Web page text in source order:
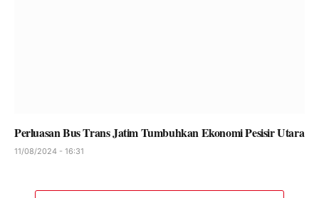
Perluasan Bus Trans Jatim Tumbuhkan Ekonomi Pesisir Utara
11/08/2024 - 16:31